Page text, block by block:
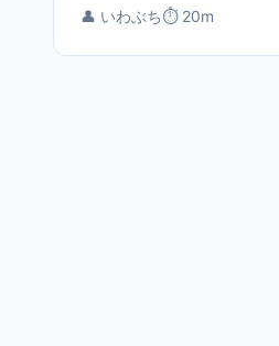
👤 いわぶち⏱️ 20m